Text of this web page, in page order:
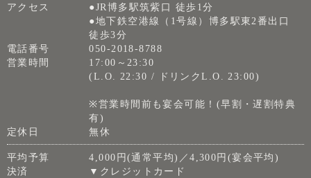
アクセス
●JR博多駅筑紫口 徒歩1分
●地下鉄空港線（1号線）博多駅東2番出口
徒歩3分
電話番号
050-2018-8788
営業時間
17:00～23:30
(L.O. 22:30 / ドリンクL.O. 23:00)
※営業時間前も宴会可能！(早割・遅割特典
有)
定休日
無休
平均予算
4,000円(通常平均)／4,300円(宴会平均)
決済
▼クレジットカード